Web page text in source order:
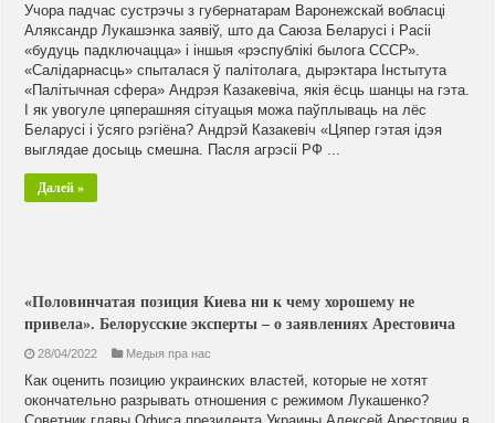
Учора падчас сустрэчы з губернатарам Варонежскай вобласці
Аляксандр Лукашэнка заявіў, што да Саюза Беларусі і Расіі
«будуць падключацца» і іншыя «рэспублікі былога СССР».
«Салідарнасць» спыталася ў палітолага, дырэктара Інстытута
«Палітычная сфера» Андрэя Казакевіча, якія ёсць шанцы на гэта.
І як увогуле цяперашняя сітуацыя можа паўплываць на лёс
Беларусі і ўсяго рэгіёна? Андрэй Казакевіч «Цяпер гэтая ідэя
выглядае досыць смешна. Пасля агрэсіі РФ ...
Далей »
«Половинчатая позиция Киева ни к чему хорошему не
привела». Белорусские эксперты – о заявлениях Арестовича
28/04/2022 Медыя пра нас
Как оценить позицию украинских властей, которые не хотят
окончательно разрывать отношения с режимом Лукашенко?